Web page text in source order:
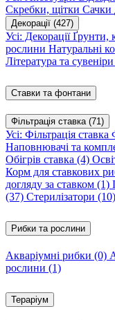
Скребки, щітки Сачки
Декорації (427)
Усі: ДекораціїҐрунти,
рослини Натуральні
Література та сувеніри
Ставки та фонтани
Фільтрація ставка (71)
Усі: Фільтрація ставка
Наповнювачі та
Обігрів ставка (4)
Корм для ставкових
догляду за ставком (1)
(37) Стерилізатори (10)
Рибки та рослини
Акваріумні рибки (0)
рослини (1)
Тераріум